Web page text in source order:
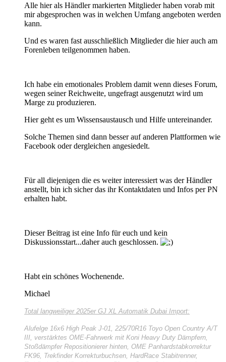
Alle hier als Händler markierten Mitglieder haben vorab mit
mir abgesprochen was in welchen Umfang angeboten werden
kann.
Und es waren fast ausschließlich Mitglieder die hier auch am
Forenleben teilgenommen haben.
Ich habe ein emotionales Problem damit wenn dieses Forum,
wegen seiner Reichweite, ungefragt ausgenutzt wird um
Marge zu produzieren.
Hier geht es um Wissensaustausch und Hilfe untereinander.
Solche Themen sind dann besser auf anderen Plattformen wie
Facebook oder dergleichen angesiedelt.
Für all diejenigen die es weiter interessiert was der Händler
anstellt, bin ich sicher das ihr Kontaktdaten und Infos per PN
erhalten habt.
Dieser Beitrag ist eine Info für euch und kein
Diskussionsstart...daher auch geschlossen.
Habt ein schönes Wochenende.
Michael
Total langweiliger 2025er GJ XL Automatik Dubai Import:
Alufelge 16x6 High Peak J-01, 225/70R16 Toyo Open Country A/T
III, verstärktes OME-Fahrwerk mit Koni Heavy Duty Dämpfern,
Stoßdämpfer Repositionierer hinten, OME Panhardstabkorrektur
FK96, Trekfinder Korrekturbuchsen, HardRace Stabitrenner,